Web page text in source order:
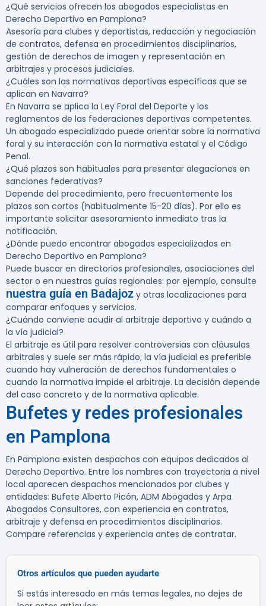
¿Qué servicios ofrecen los abogados especialistas en
Derecho Deportivo en Pamplona?
Asesoría para clubes y deportistas, redacción y negociación
de contratos, defensa en procedimientos disciplinarios,
gestión de derechos de imagen y representación en
arbitrajes y procesos judiciales.
¿Cuáles son las normativas deportivas específicas que se
aplican en Navarra?
En Navarra se aplica la Ley Foral del Deporte y los
reglamentos de las federaciones deportivas competentes.
Un abogado especializado puede orientar sobre la normativa
foral y su interacción con la normativa estatal y el Código
Penal.
¿Qué plazos son habituales para presentar alegaciones en
sanciones federativas?
Depende del procedimiento, pero frecuentemente los
plazos son cortos (habitualmente 15-20 días). Por ello es
importante solicitar asesoramiento inmediato tras la
notificación.
¿Dónde puedo encontrar abogados especializados en
Derecho Deportivo en Pamplona?
Puede buscar en directorios profesionales, asociaciones del
sector o en nuestras guías regionales: por ejemplo, consulte
nuestra guía en Badajoz y otras localizaciones para
comparar enfoques y servicios.
¿Cuándo conviene acudir al arbitraje deportivo y cuándo a
la vía judicial?
El arbitraje es útil para resolver controversias con cláusulas
arbitrales y suele ser más rápido; la vía judicial es preferible
cuando hay vulneración de derechos fundamentales o
cuando la normativa impide el arbitraje. La decisión depende
del caso concreto y de la normativa aplicable.
Bufetes y redes profesionales
en Pamplona
En Pamplona existen despachos con equipos dedicados al
Derecho Deportivo. Entre los nombres con trayectoria a nivel
local aparecen despachos mencionados por clubes y
entidades: Bufete Alberto Picón, ADM Abogados y Arpa
Abogados Consultores, con experiencia en contratos,
arbitraje y defensa en procedimientos disciplinarios.
Compare referencias y experiencia antes de contratar.
Otros artículos que pueden ayudarte
Si estás interesado en más temas legales, no dejes de